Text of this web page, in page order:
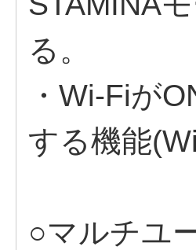
る。
・Wi-Fiが
する機能
○マルチユ